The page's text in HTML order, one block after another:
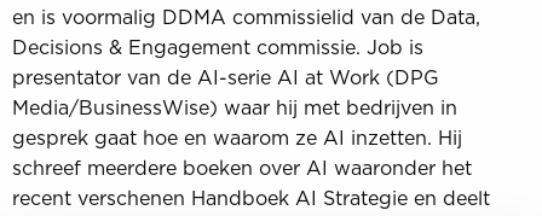
en is voormalig DDMA commissielid van de Data,
Decisions & Engagement commissie. Job is
presentator van de AI-serie AI at Work (DPG
Media/BusinessWise) waar hij met bedrijven in
gesprek gaat hoe en waarom ze AI inzetten. Hij
schreef meerdere boeken over AI waaronder het
recent verschenen Handboek AI Strategie en deelt